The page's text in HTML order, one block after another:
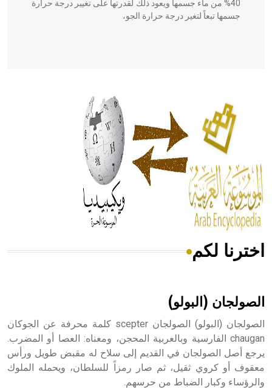
40% من ماء جسمها ويعود ذلك لقدرتها على تغيير درجة حرارة
جسمها تبعاً لتغير درجة حرارة الجو،
الحكم، الأدلة، تنظيم التغذية، ورسالته في جروح الرأس. ويعود
له الفضل بأنه حرر الطب من الدين والفلسفة.
- هل تعلم أن المرجان إفراز حيواني يتكون في البحر ويتركب
من مادة كربونات الكلسيوم، وهو أحمر أو شديد الحمرة وهو
أجود أنواعه، ويمتاز بكبر الحجم ويسمى الش
هل تعلم أن الأبسيد كلمة فرنسية اللفظ تم اعتمادها مصطلحاً
- هل تعلم أن أبجر Abgar اسم معروف جيداً يعود إلى عدد من
الملوك الذين حكموا مدينة إديسا (الرها) من أبجر الأول وحتى
التاسع، وهم ينتسبون إلى أسرة أوسروين
اخترنا لكم
الصولجان (البولو)
الصولجان (البولو) الصولجان scepter كلمة محرفة عن الجوكان
chaugan الفارسية وبالعربية المحجن، ومعناه: العصا أو المضرب.
يرجع أصل الصولجان في القديم إلى سلاح له مقبض طويل ورأس
معقوف أو كروي ثقيل، ثم صار رمزاً للسلطان، ويحمله الملوك
والرؤساء وكبار الضباط من حرسهم.